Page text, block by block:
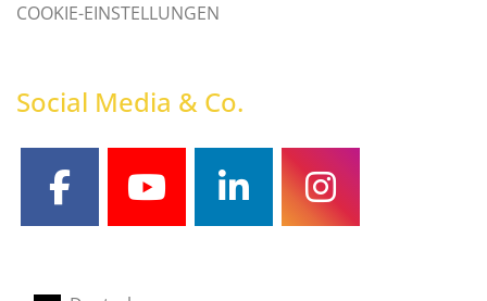
COOKIE-EINSTELLUNGEN
Social Media & Co.
facebookyoutubelinkedininstagram